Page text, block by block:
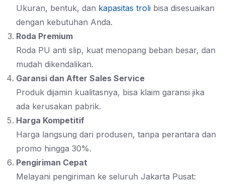
Ukuran, bentuk, dan kapasitas troli bisa disesuaikan
dengan kebutuhan Anda.
Roda Premium
Roda PU anti slip, kuat menopang beban besar, dan
mudah dikendalikan.
Garansi dan After Sales Service
Produk dijamin kualitasnya, bisa klaim garansi jika
ada kerusakan pabrik.
Harga Kompetitif
Harga langsung dari produsen, tanpa perantara dan
promo hingga 30%.
Pengiriman Cepat
Melayani pengiriman ke seluruh Jakarta Pusat: